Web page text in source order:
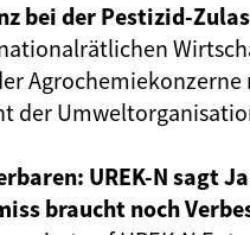
bei der Pestizid-
Agrochemiekonzerne
der
UREK-N sagt
braucht noch